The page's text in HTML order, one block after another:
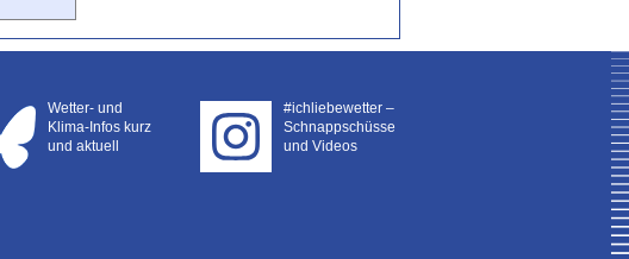
Wetter- und
Klima-Infos kurz
und aktuell
#ichliebewetter –
Schnappschüsse
und Videos